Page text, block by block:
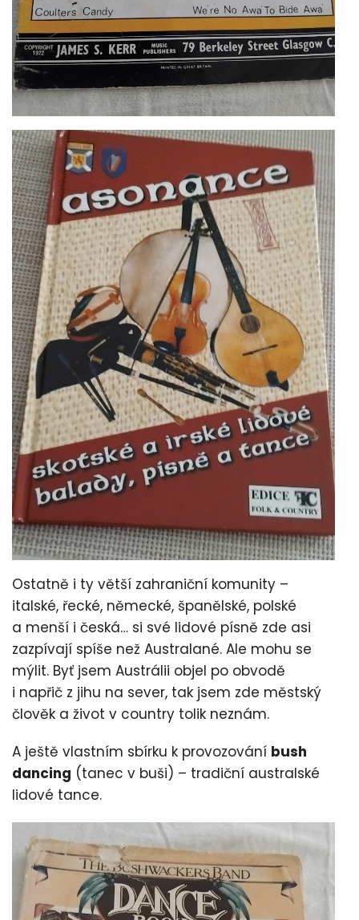
Ostatně i ty větší zahraniční komunity –
italské, řecké, německé, španělské, polské
a menší i česká… si své lidové písně zde asi
zazpívají spíše než Australané. Ale mohu se
mýlit. Byť jsem Austrálii objel po obvodě
i napřič z jihu na sever, tak jsem zde městský
člověk a život v country tolik neznám.
A ještě vlastním sbírku k provozování bush
dancing (tanec v buši) – tradiční australské
lidové tance.